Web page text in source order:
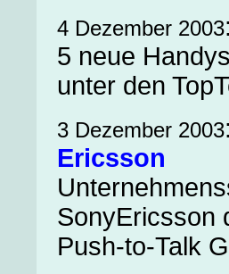
4 Dezember 2003
5 neue
unter den
3 Dezember 2003
Ericsson
SonyEricsson
Push-to-Talk